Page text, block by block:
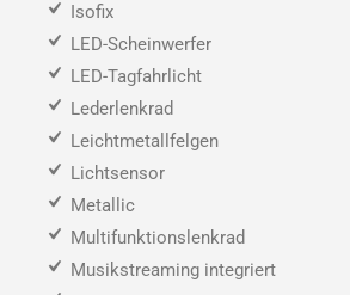
Isofix
LED-Scheinwerfer
LED-Tagfahrlicht
Lederlenkrad
Leichtmetallfelgen
Lichtsensor
Metallic
Multifunktionslenkrad
Musikstreaming integriert